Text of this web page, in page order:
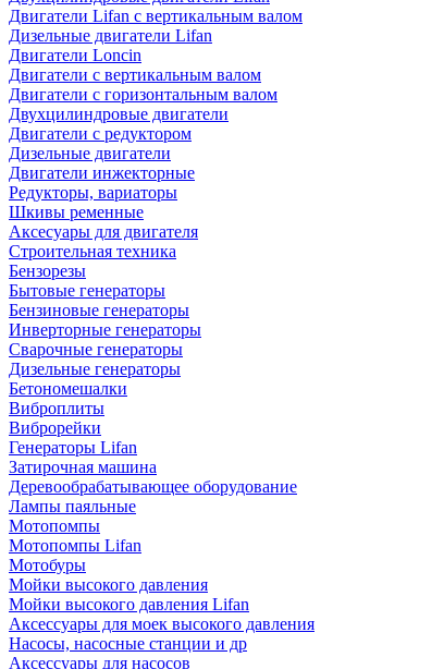
Двигатели Lifan с вертикальным валом
Дизельные двигатели Lifan
Двигатели Loncin
Двигатели с вертикальным валом
Двигатели с горизонтальным валом
Двухцилиндровые двигатели
Двигатели с редуктором
Дизельные двигатели
Двигатели инжекторные
Редукторы, вариаторы
Шкивы ременные
Аксесуары для двигателя
Строительная техника
Бензорезы
Бытовые генераторы
Бензиновые генераторы
Инверторные генераторы
Сварочные генераторы
Дизельные генераторы
Бетономешалки
Виброплиты
Виброрейки
Генераторы Lifan
Затирочная машина
Деревообрабатывающее оборудование
Лампы паяльные
Мотопомпы
Мотопомпы Lifan
Мотобуры
Мойки высокого давления
Мойки высокого давления Lifan
Аксессуары для моек высокого давления
Насосы, насосные станции и др
Аксессуары для насосов